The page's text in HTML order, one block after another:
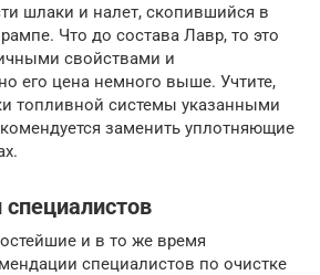
шлаки и налет, скопившийся в
Что до состава Лавр, то это
свойствами и
его цена немного выше. Учтите,
топливной системы указанными
заменить уплотняющие
и в то же время
специалистов по очистке